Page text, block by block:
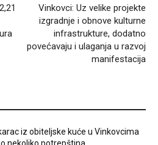
Vinkovci: Uz velike projekte
izgradnje i obnove kulturne
infrastrukture, dodatno
povećavaju i ulaganja u razvoj
manifestacija
iz obiteljske kuće u Vinkovcima